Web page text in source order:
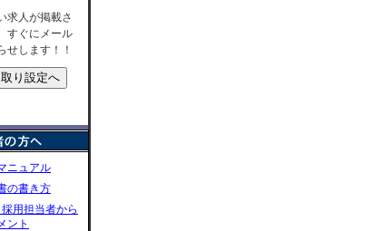
求人が掲載さ
すぐにメール
せします！！
ニュアル
の書き方
採用担当者から
ント